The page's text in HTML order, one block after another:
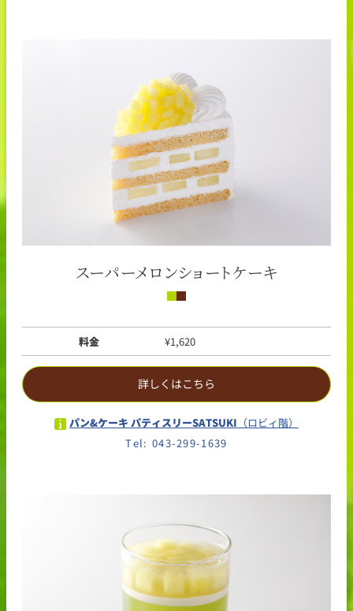
スーパーメロンショートケーキ
料金 ¥1,620
詳しくはこちら
パン&ケーキ パティスリーSATSUKI （ロビィ階）
Tel: 043-299-1639